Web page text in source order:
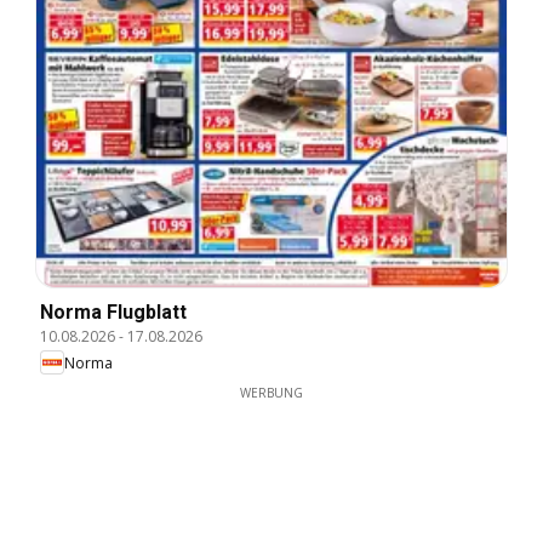
Norma Flugblatt
10.08.2026- 17.08.2026
Norma
WERBUNG